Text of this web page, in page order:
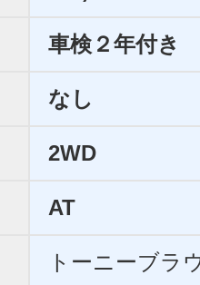
車検２年付き
なし
2WD
AT
トーニーブラ